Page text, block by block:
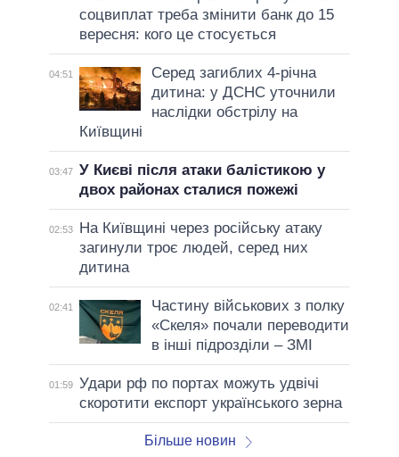
соцвиплат треба змінити банк до 15
вересня: кого це стосується
04:51
Серед загиблих 4-річна
дитина: у ДСНС уточнили
наслідки обстрілу на
Київщині
03:47 У Києві після атаки балістикою у
двох районах сталися пожежі
02:53
На Київщині через російську атаку
загинули троє людей, серед них
дитина
02:41
Частину військових з полку
«Скеля» почали переводити
в інші підрозділи – ЗМІ
01:59 Удари рф по портах можуть удвічі
скоротити експорт українського зерна
Більше новин